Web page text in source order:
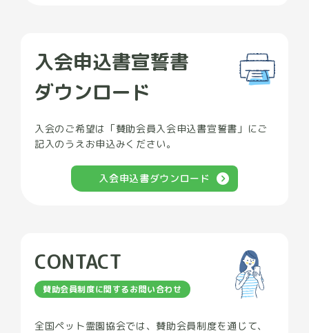
入会申込書宣誓書
ダウンロード
入会のご希望は「賛助会員入会申込書宣誓書」にご
記入のうえお申込みください。
入会申込書ダウンロード
CONTACT
賛助会員制度に関するお問い合わせ
全国ペット霊園協会では、賛助会員制度を通じて、